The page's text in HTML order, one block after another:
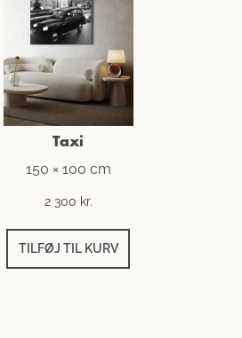
Taxi
150 × 100 cm
2 300 kr.
TILFØJ TIL KURV